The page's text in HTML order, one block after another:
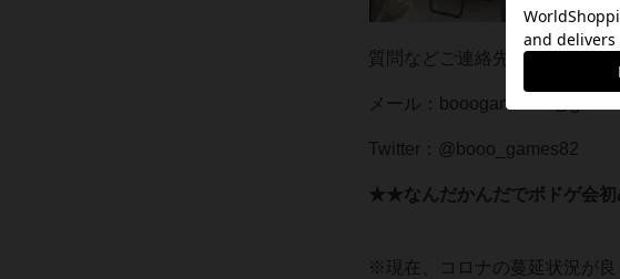
質問などご連絡先はこちら↓
メール：
Twitter：@booo_games82
★★なんだかんだでボドゲ会
※現在、コロナの蔓延状況が